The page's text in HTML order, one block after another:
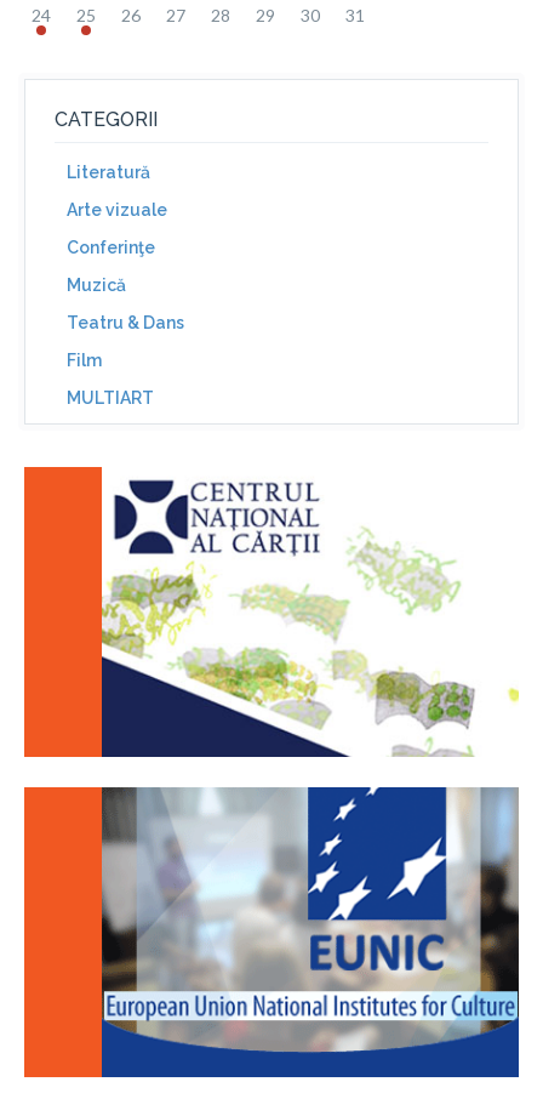
24 25 26 27 28 29 30 31
CATEGORII
Literatură
Arte vizuale
Conferinţe
Muzică
Teatru & Dans
Film
MULTIART